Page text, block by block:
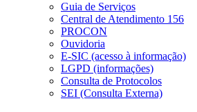
Guia de Serviços
Central de Atendimento 156
PROCON
Ouvidoria
E-SIC (acesso à informação)
LGPD (informações)
Consulta de Protocolos
SEI (Consulta Externa)